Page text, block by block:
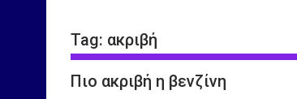
Tag: ακριβή
Πιο ακριβή η βενζίνη